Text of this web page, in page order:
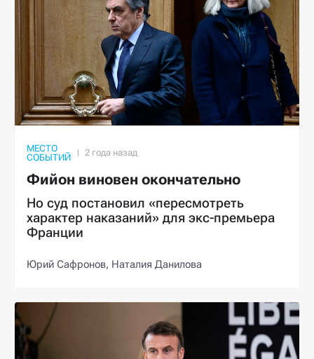
МЕСТО
СОБЫТИЙ
Фийон виновен окончательно
Но суд постановил «пересмотреть
характер наказаний» для экс-премьера
Франции
Юрий Сафронов, Наталия Данилова